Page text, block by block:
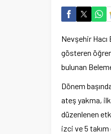
Nevşehir
gösteren
bulunan
Dönem
ateş yakma,
düzenlenen
izci ve 5